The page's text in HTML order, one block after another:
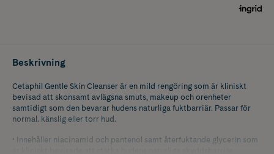
Beskrivning
Cetaphil Gentle Skin Cleanser är en mild rengöring som är kliniskt
bevisad att skonsamt avlägsna smuts, makeup och orenheter
samtidigt som den bevarar hudens naturliga fuktbarriär. Passar för
normal. känslig eller torr hud.
• Innehåller niacinamid och pantenol samt återfuktande glycerin som